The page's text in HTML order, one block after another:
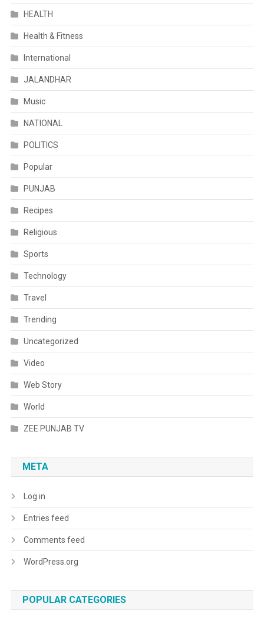
HEALTH
Health & Fitness
International
JALANDHAR
Music
NATIONAL
POLITICS
Popular
PUNJAB
Recipes
Religious
Sports
Technology
Travel
Trending
Uncategorized
Video
Web Story
World
ZEE PUNJAB TV
META
Log in
Entries feed
Comments feed
WordPress.org
POPULAR CATEGORIES